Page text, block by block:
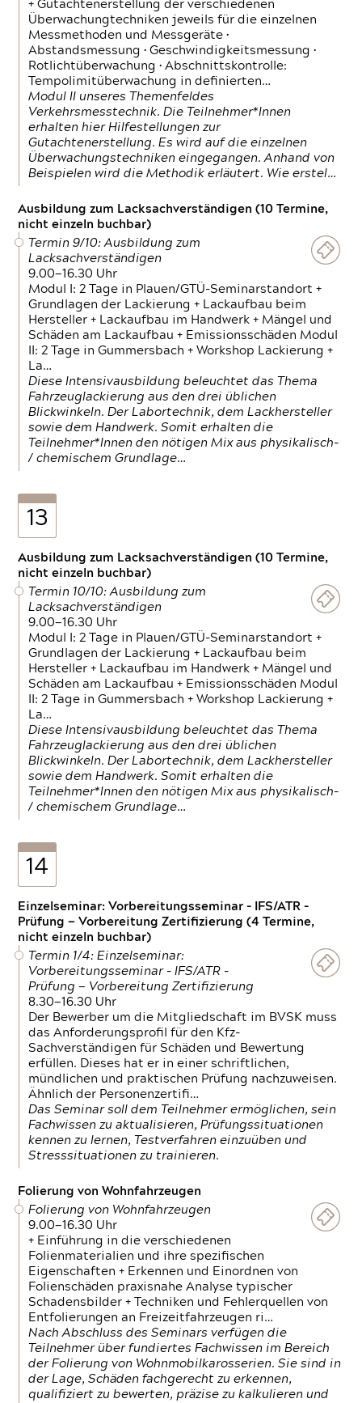
+ Gutachtenerstellung der verschiedenen
Überwachungtechniken jeweils für die einzelnen
Messmethoden und Messgeräte •
Abstandsmessung • Geschwindigkeitsmessung •
Rotlichtüberwachung • Abschnittskontrolle:
Tempolimitüberwachung in definierten…
Modul II unseres Themenfeldes
Verkehrsmesstechnik. Die Teilnehmer*Innen
erhalten hier Hilfestellungen zur
Gutachtenerstellung. Es wird auf die einzelnen
Überwachungstechniken eingegangen. Anhand von
Beispielen wird die Methodik erläutert. Wie erstel…
Ausbildung zum Lacksachverständigen (10 Termine,
nicht einzeln buchbar)
Termin 9/10: Ausbildung zum
Lacksachverständigen
9.00—16.30 Uhr
Modul I: 2 Tage in Plauen/GTÜ-Seminarstandort +
Grundlagen der Lackierung + Lackaufbau beim
Hersteller + Lackaufbau im Handwerk + Mängel und
Schäden am Lackaufbau + Emissionsschäden Modul
II: 2 Tage in Gummersbach + Workshop Lackierung +
La…
Diese Intensivausbildung beleuchtet das Thema
Fahrzeuglackierung aus den drei üblichen
Blickwinkeln. Der Labortechnik, dem Lackhersteller
sowie dem Handwerk. Somit erhalten die
Teilnehmer*Innen den nötigen Mix aus physikalisch-
/ chemischem Grundlage…
13
Ausbildung zum Lacksachverständigen (10 Termine,
nicht einzeln buchbar)
Termin 10/10: Ausbildung zum
Lacksachverständigen
9.00—16.30 Uhr
Modul I: 2 Tage in Plauen/GTÜ-Seminarstandort +
Grundlagen der Lackierung + Lackaufbau beim
Hersteller + Lackaufbau im Handwerk + Mängel und
Schäden am Lackaufbau + Emissionsschäden Modul
II: 2 Tage in Gummersbach + Workshop Lackierung +
La…
Diese Intensivausbildung beleuchtet das Thema
Fahrzeuglackierung aus den drei üblichen
Blickwinkeln. Der Labortechnik, dem Lackhersteller
sowie dem Handwerk. Somit erhalten die
Teilnehmer*Innen den nötigen Mix aus physikalisch-
/ chemischem Grundlage…
14
Einzelseminar: Vorbereitungsseminar - IFS/ATR -
Prüfung — Vorbereitung Zertifizierung (4 Termine,
nicht einzeln buchbar)
Termin 1/4: Einzelseminar:
Vorbereitungsseminar - IFS/ATR -
Prüfung — Vorbereitung Zertifizierung
8.30—16.30 Uhr
Der Bewerber um die Mitgliedschaft im BVSK muss
das Anforderungsprofil für den Kfz-
Sachverständigen für Schäden und Bewertung
erfüllen. Dieses hat er in einer schriftlichen,
mündlichen und praktischen Prüfung nachzuweisen.
Ähnlich der Personenzertifi…
Das Seminar soll dem Teilnehmer ermöglichen, sein
Fachwissen zu aktualisieren, Prüfungssituationen
kennen zu lernen, Testverfahren einzuüben und
Stresssituationen zu trainieren.
Folierung von Wohnfahrzeugen
Folierung von Wohnfahrzeugen
9.00—16.30 Uhr
+ Einführung in die verschiedenen
Folienmaterialien und ihre spezifischen
Eigenschaften + Erkennen und Einordnen von
Folienschäden praxisnahe Analyse typischer
Schadensbilder + Techniken und Fehlerquellen von
Entfolierungen an Freizeitfahrzeugen ri…
Nach Abschluss des Seminars verfügen die
Teilnehmer über fundiertes Fachwissen im Bereich
der Folierung von Wohnmobilkarosserien. Sie sind in
der Lage, Schäden fachgerecht zu erkennen,
qualifiziert zu bewerten, präzise zu kalkulieren und